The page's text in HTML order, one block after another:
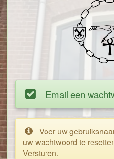
Email een
Voer uw
uw wachtwoord te
Versturen.